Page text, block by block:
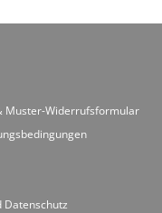
Muster-Widerrufsformular
Datenschutz